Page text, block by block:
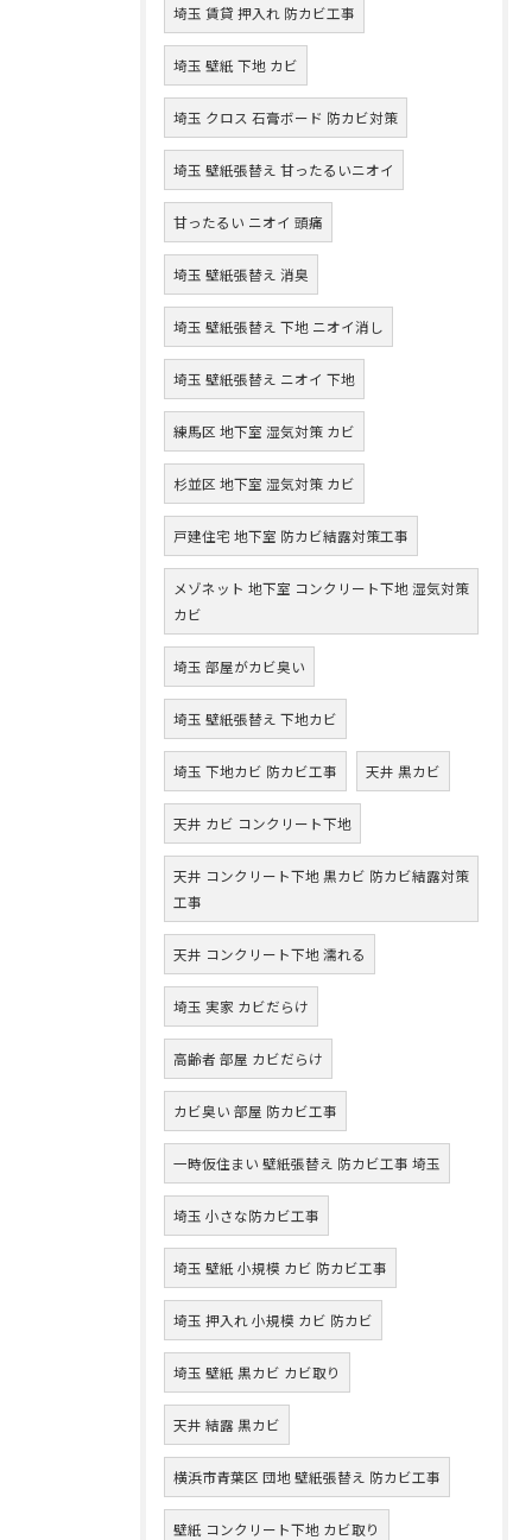
埼玉 賃貸 押入れ 防カビ工事
埼玉 壁紙 下地 カビ
埼玉 クロス 石膏ボード 防カビ対策
埼玉 壁紙張替え 甘ったるいニオイ
甘ったるい ニオイ 頭痛
埼玉 壁紙張替え 消臭
埼玉 壁紙張替え 下地 ニオイ消し
埼玉 壁紙張替え ニオイ 下地
練馬区 地下室 湿気対策 カビ
杉並区 地下室 湿気対策 カビ
戸建住宅 地下室 防カビ結露対策工事
メゾネット 地下室 コンクリート下地 湿気対策
カビ
埼玉 部屋がカビ臭い
埼玉 壁紙張替え 下地カビ
埼玉 下地カビ 防カビ工事 天井 黒カビ
天井 カビ コンクリート下地
天井 コンクリート下地 黒カビ 防カビ結露対策
工事
天井 コンクリート下地 濡れる
埼玉 実家 カビだらけ
高齢者 部屋 カビだらけ
カビ臭い 部屋 防カビ工事
一時仮住まい 壁紙張替え 防カビ工事 埼玉
埼玉 小さな防カビ工事
埼玉 壁紙 小規模 カビ 防カビ工事
埼玉 押入れ 小規模 カビ 防カビ
埼玉 壁紙 黒カビ カビ取り
天井 結露 黒カビ
横浜市青葉区 団地 壁紙張替え 防カビ工事
壁紙 コンクリート下地 カビ取り